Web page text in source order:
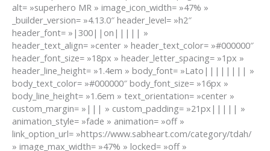
alt= »superhero MR » image_icon_width= »47% »
_builder_version= »4.13.0″ header_level= »h2″
header_font= »|300||on||||| »
header_text_align= »center » header_text_color= »#000000″
header_font_size= »18px » header_letter_spacing= »1px »
header_line_height= »1.4em » body_font= »Lato|||||||| »
body_text_color= »#000000″ body_font_size= »16px »
body_line_height= »1.6em » text_orientation= »center »
custom_margin= »||| » custom_padding= »21px||||| »
animation_style= »fade » animation= »off »
link_option_url= »https://www.sabheart.com/category/tdah/
» image_max_width= »47% » locked= »off »